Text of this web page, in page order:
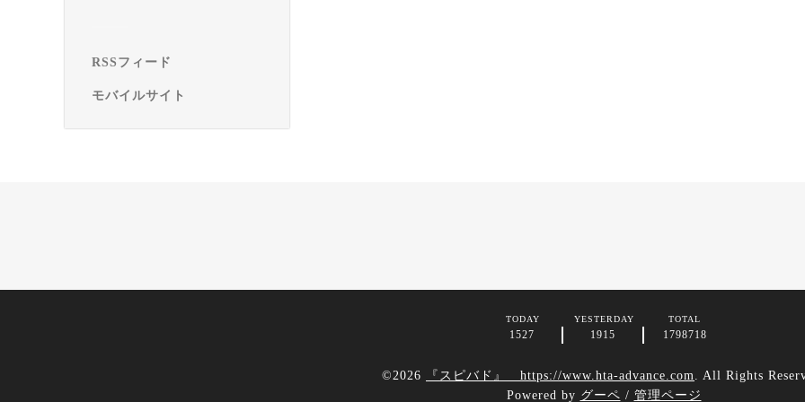
RSSフィード
モバイルサイト
TODAY
1527
YESTERDAY
1915
TOTAL
1798718
©2026 『スピバド』 https://www.hta-advance.com. All Rights
Powered by グーペ / 管理ページ